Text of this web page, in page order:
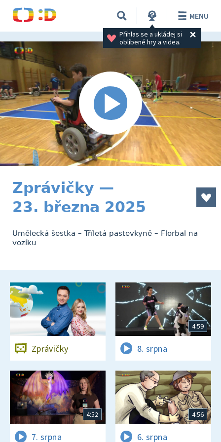
Přihlas se a ukládej si
oblíbené hry a videa.
MENU
Zprávičky —
23. března 2025
Umělecká šestka – Tříletá pastevkyně – Florbal na
vozíku
Zprávičky
4:59
8. srpna
4:52
7. srpna
4:56
6. srpna